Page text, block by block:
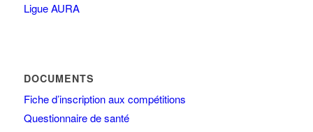
Ligue AURA
DOCUMENTS
Fiche d’inscription aux compétitions
Questionnaire de santé